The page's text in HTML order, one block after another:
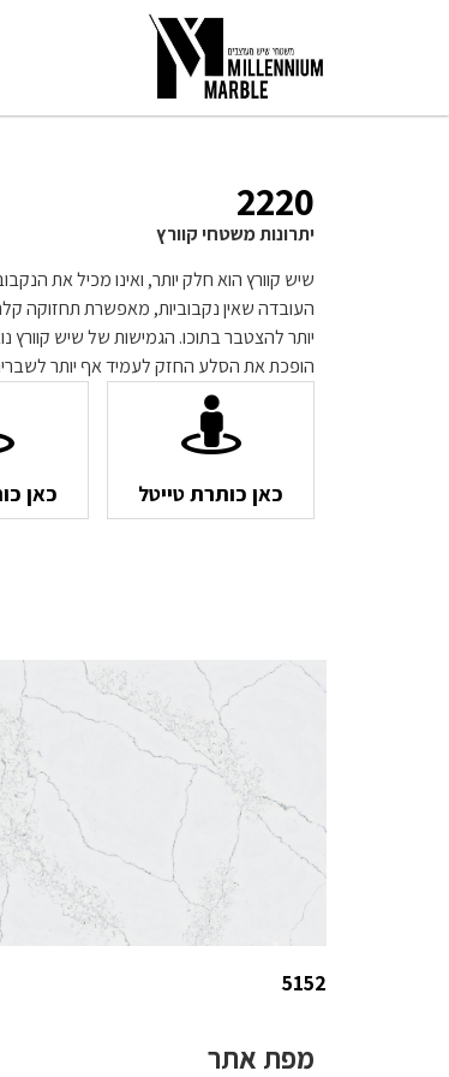
2220
יתרונות משטחי קוורץ
שיש קוורץ הוא חלק יותר, ואינו מכיל את
העובדה שאין נקבוביות, מאפשרת תחזוקה
יותר להצטבר בתוכו. הגמישות של שיש
הופכת את הסלע החזק לעמיד אף יותר
כאן כותרת טייטל כאן
5152
מפת אתר